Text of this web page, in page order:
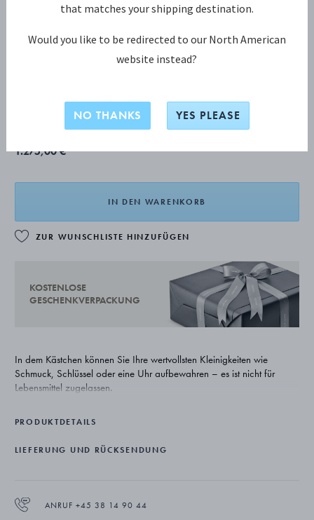
GRAPE silber box, Klein
1.275,00 €
IN DEN WARENKORB
ZUR WUNSCHLISTE HINZUFÜGEN
KOSTENLOSE
GESCHENKVERPACKUNG
In dem Kästchen können Sie Ihre wertvollsten Kleinigkeiten wie
Schmuck, Schlüssel oder eine Uhr aufbewahren – es ist nicht für
Lebensmittel zugelassen.
PRODUKTDETAILS
LIEFERUNG UND RÜCKSENDUNG
ANRUF +45 38 14 90 44
that matches your shipping destination.
Would you like to be redirected to our North American
website instead?
NO THANKS YES PLEASE